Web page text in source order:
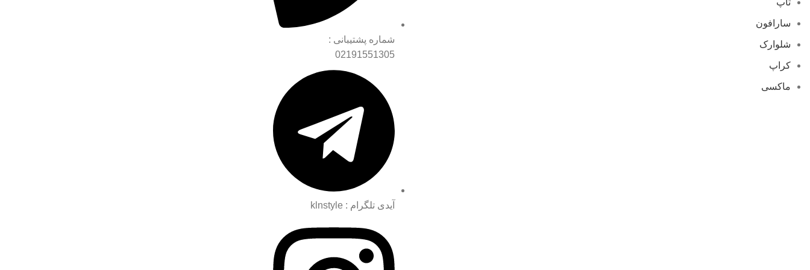
سارافون
شلوارک
کراپ
ماکسی
شماره پشتیبانی :
02191551305
آیدی تلگرام : klnstyle